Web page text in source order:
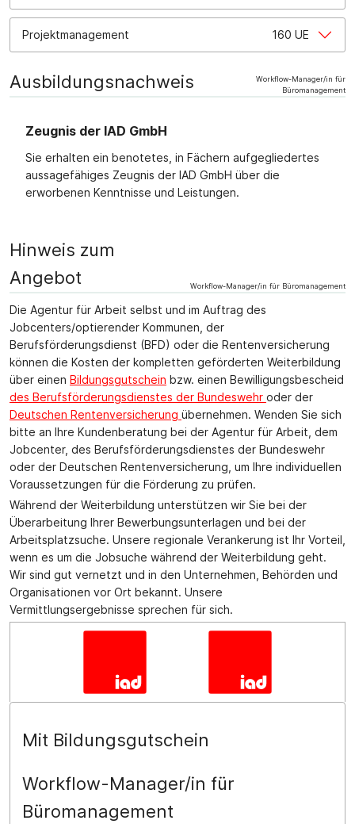
Projektmanagement 160 UE
Ausbildungsnachweis
Workflow-Manager/in für
Büromanagement
Zeugnis der IAD GmbH
Sie erhalten ein benotetes, in Fächern aufgegliedertes
aussagefähiges Zeugnis der IAD GmbH über die
erworbenen Kenntnisse und Leistungen.
Hinweis zum
Angebot
Workflow-Manager/in für Büromanagement
Die Agentur für Arbeit selbst und im Auftrag des
Jobcenters/optierender Kommunen, der
Berufsförderungsdienst (BFD) oder die Rentenversicherung
können die Kosten der kompletten geförderten Weiterbildung
über einen Bildungsgutschein bzw. einen Bewilligungsbescheid
des Berufsförderungsdienstes der Bundeswehr oder der
Deutschen Rentenversicherung übernehmen. Wenden Sie sich
bitte an Ihre Kundenberatung bei der Agentur für Arbeit, dem
Jobcenter, des Berufsförderungsdienstes der Bundeswehr
oder der Deutschen Rentenversicherung, um Ihre individuellen
Voraussetzungen für die Förderung zu prüfen.
Während der Weiterbildung unterstützen wir Sie bei der
Überarbeitung Ihrer Bewerbungsunterlagen und bei der
Arbeitsplatzsuche. Unsere regionale Verankerung ist Ihr Vorteil,
wenn es um die Jobsuche während der Weiterbildung geht.
Wir sind gut vernetzt und in den Unternehmen, Behörden und
Organisationen vor Ort bekannt. Unsere
Vermittlungsergebnisse sprechen für sich.
Mit Bildungsgutschein
Workflow-Manager/in für
Büromanagement